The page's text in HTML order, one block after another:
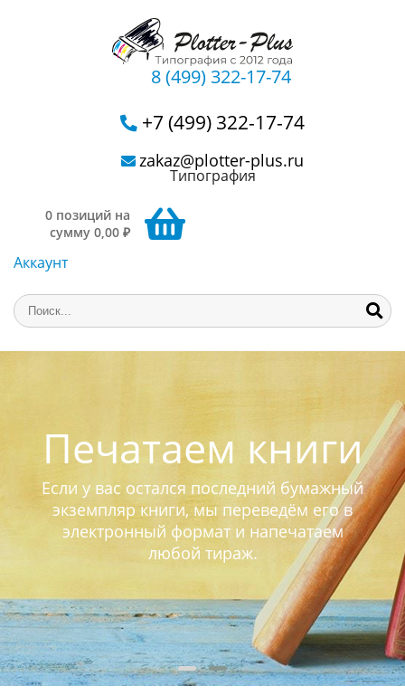
8 (499) 322-17-74
+7 (499) 322-17-74
zakaz@plotter-plus.ru
Типография
0 позиций на
сумму 0,00 ₽
Аккаунт
Печатаем книги
Если у вас остался последний бумажный
экземпляр книги, мы переведём его в
электронный формат и напечатаем
любой тираж.